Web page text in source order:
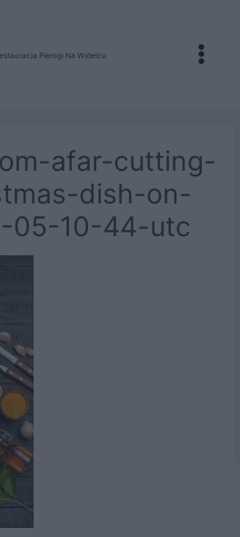
Pierogi Na Widelcu
Main
afar-cutting-
dish-on-
05-10-44-utc